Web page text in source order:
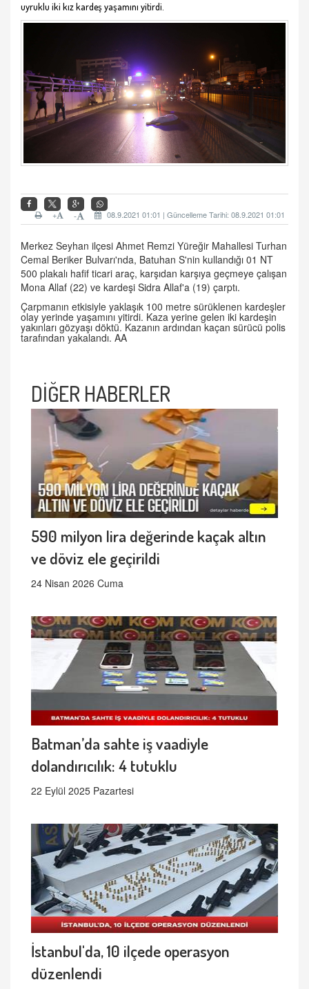
uyruklu iki kız kardeş yaşamını yitirdi.
08.9.2021 01:01 | Güncelleme Tarihi: 08.9.2021 01:01
-
+
Merkez Seyhan ilçesi Ahmet Remzi Yüreğir Mahallesi Turhan
Cemal Beriker Bulvarı'nda, Batuhan S'nin kullandığı 01 NT
500 plakalı hafif ticari araç, karşıdan karşıya geçmeye çalışan
Mona Allaf (22) ve kardeşi Sidra Allaf'a (19) çarptı.
Çarpmanın etkisiyle yaklaşık 100 metre sürüklenen kardeşler
olay yerinde yaşamını yitirdi. Kaza yerine gelen iki kardeşin
yakınları gözyaşı döktü. Kazanın ardından kaçan sürücü polis
tarafından yakalandı. AA
DİĞER HABERLER
590 milyon lira değerinde kaçak altın
ve döviz ele geçirildi
24 Nisan 2026 Cuma
Batman’da sahte iş vaadiyle
dolandırıcılık: 4 tutuklu
22 Eylül 2025 Pazartesi
İstanbul'da, 10 ilçede operasyon
düzenlendi